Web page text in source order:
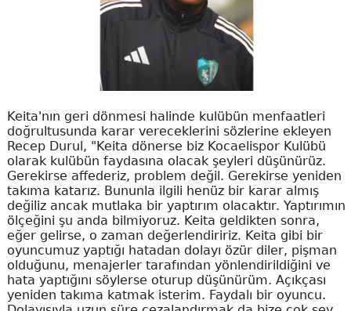
Keita'nın geri dönmesi halinde kulübün menfaatleri
doğrultusunda karar vereceklerini sözlerine ekleyen
Recep Durul, "Keita dönerse biz Kocaelispor Kulübü
olarak kulübün faydasına olacak şeyleri düşünürüz.
Gerekirse affederiz, problem değil. Gerekirse yeniden
takıma katarız. Bununla ilgili henüz bir karar almış
değiliz ancak mutlaka bir yaptırım olacaktır. Yaptırımın
ölçeğini şu anda bilmiyoruz. Keita geldikten sonra,
eğer gelirse, o zaman değerlendiririz. Keita gibi bir
oyuncumuz yaptığı hatadan dolayı özür diler, pişman
olduğunu, menajerler tarafından yönlendirildiğini ve
hata yaptığını söylerse oturup düşünürüm. Açıkçası
yeniden takıma katmak isterim. Faydalı bir oyuncu.